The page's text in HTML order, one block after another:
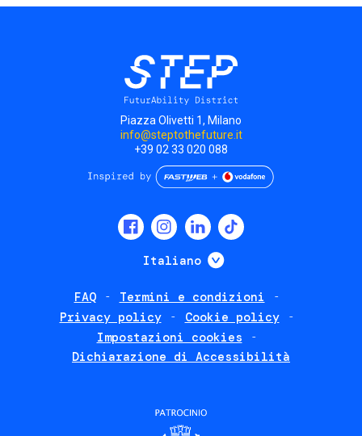
Piazza Olivetti 1, Milano
info@steptothefuture.it
+39 02 33 020 088
Italiano Mostra ulteriori
FAQ
Termini e condizioni
Privacy policy
Cookie policy
Impostazioni cookies
Dichiarazione di Accessibilità